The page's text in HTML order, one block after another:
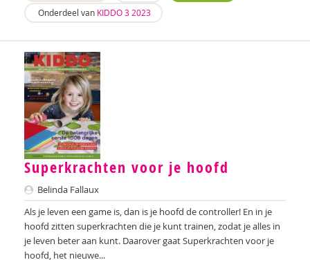
Rebecca Beck
Maria Hetty van den Berg
Remco van den Berg
Brenda Berns
Annemiek van Beurden
Anne Bijsterbosch
Joyce Blauwhoff
Mascha Boelaars
Marieke Boelhouwer
Onderdeel van KIDDO 3 2023
Superkrachten voor je hoofd
Belinda Fallaux
Als je leven een game is, dan is je hoofd de controller! En in je
hoofd zitten superkrachten die je kunt trainen, zodat je alles in
je leven beter aan kunt. Daarover gaat Superkrachten voor je
hoofd, het nieuwe...